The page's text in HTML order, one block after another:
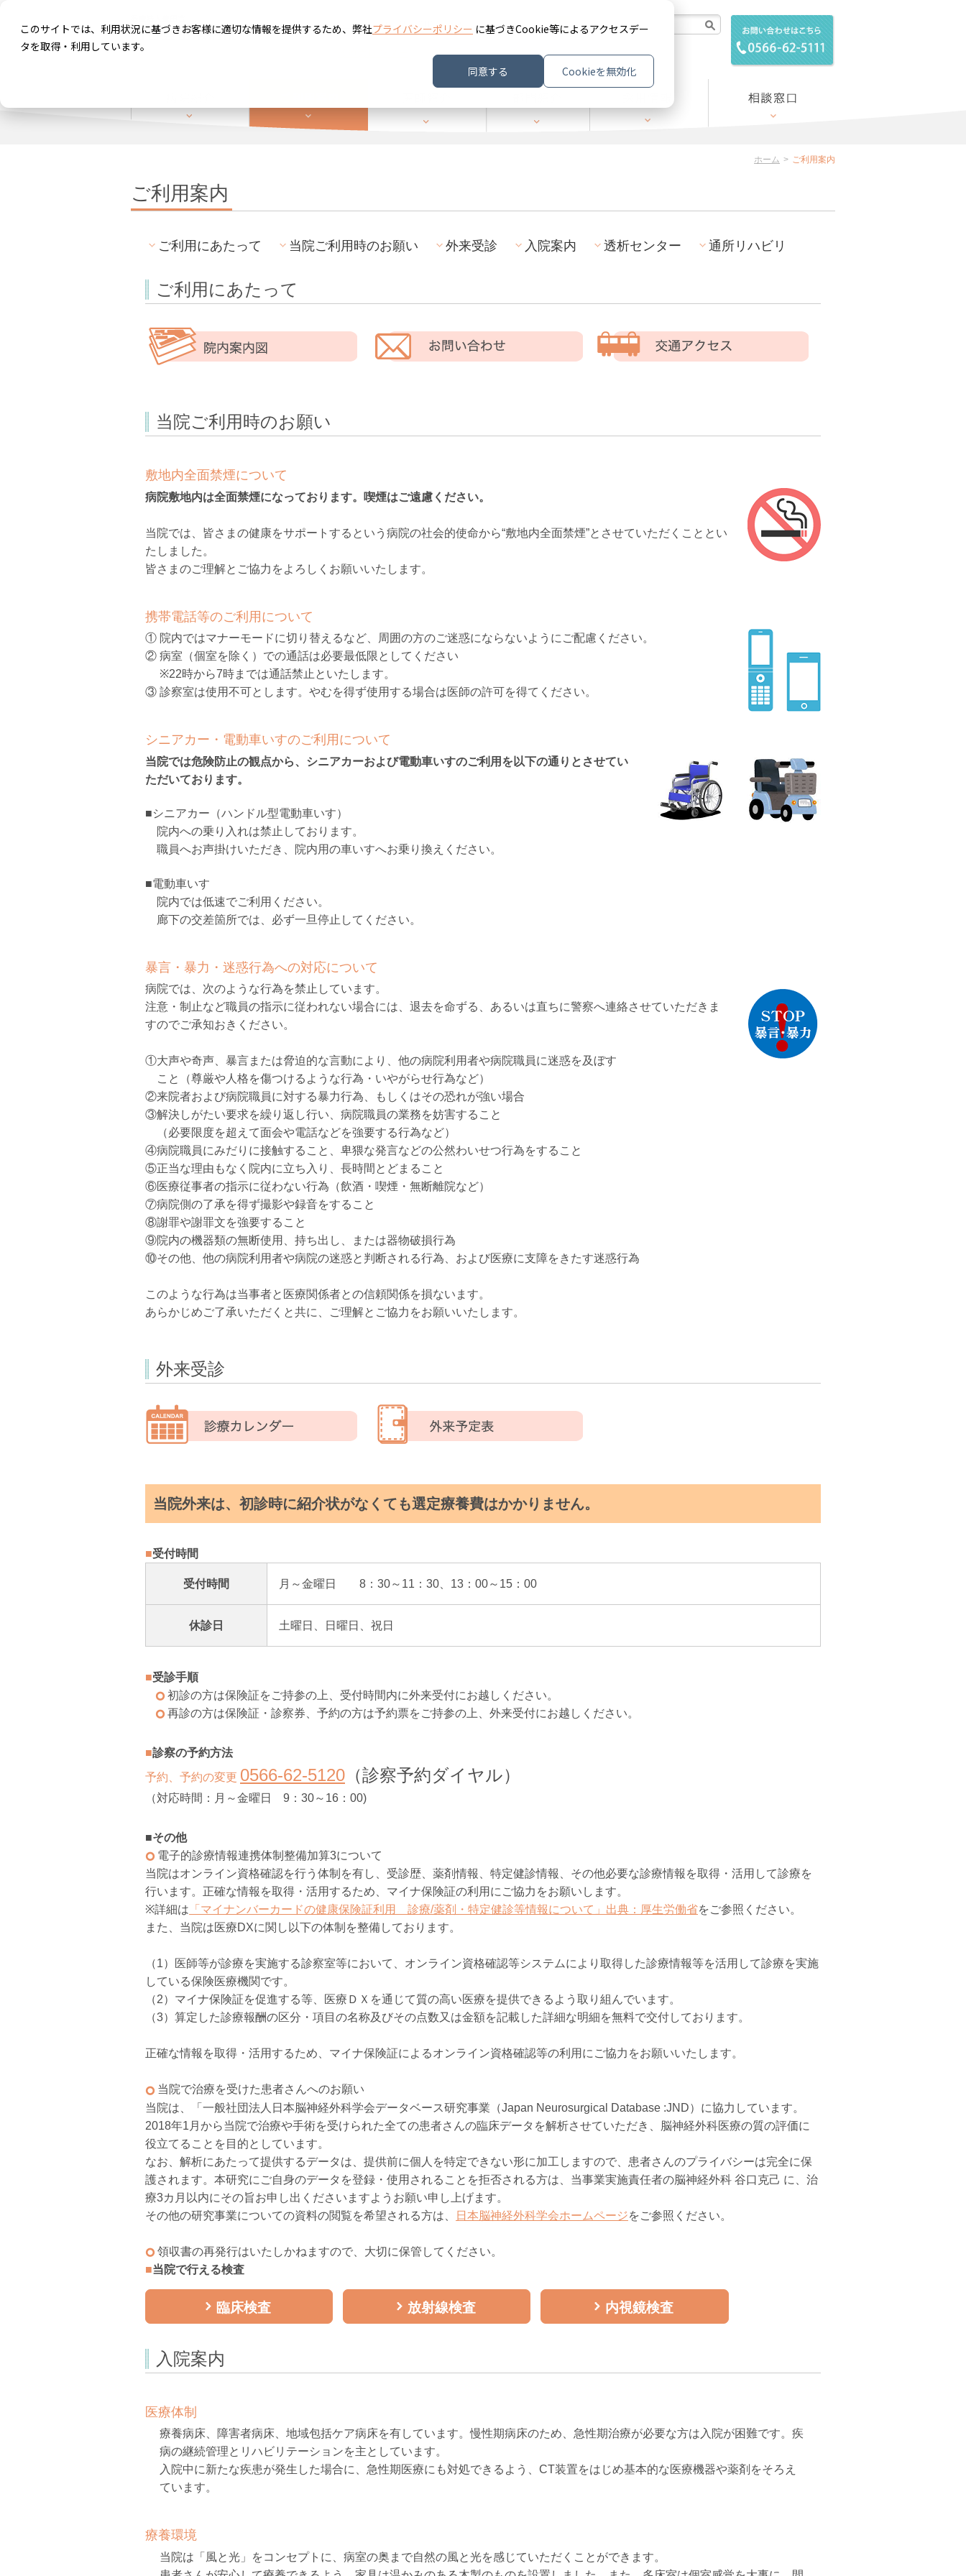
このサイトでは、利用状況に基づきお客様に適切な情報を提供するため、弊社プライバシーポリシー に基づきCookie等によるアクセスデー
タを取得・利用しています。
同意する
Cookieを無効化
ホーム 医療法人豊田会について 文字サイズ 小 中 大 検索
外来予定表 院内案内図 交通アクセス
ホーム ご利用案内
ご利用案内
ご利用にあたって 当院ご利用時のお願い 外来受診 入院案内 透析センター 通所リハビリ
ご利用にあたって
当院ご利用時のお願い
敷地内全面禁煙について
病院敷地内は全面禁煙になっております。喫煙はご遠慮ください。
当院では、皆さまの健康をサポートするという病院の社会的使命から“敷地内全面禁煙”とさせていただくこととい
たしました。
皆さまのご理解とご協力をよろしくお願いいたします。
携帯電話等のご利用について
① 院内ではマナーモードに切り替えるなど、周囲の方のご迷惑にならないようにご配慮ください。
② 病室（個室を除く）での通話は必要最低限としてください
※22時から7時までは通話禁止といたします。
③ 診察室は使用不可とします。やむを得ず使用する場合は医師の許可を得てください。
シニアカー・電動車いすのご利用について
当院では危険防止の観点から、シニアカーおよび電動車いすのご利用を以下の通りとさせてい
ただいております。
■シニアカー（ハンドル型電動車いす）
院内への乗り入れは禁止しております。
職員へお声掛けいただき、院内用の車いすへお乗り換えください。
■電動車いす
院内では低速でご利用ください。
廊下の交差箇所では、必ず一旦停止してください。
暴言・暴力・迷惑行為への対応について
病院では、次のような行為を禁止しています。
注意・制止など職員の指示に従われない場合には、退去を命ずる、あるいは直ちに警察へ連絡させていただきま
すのでご承知おきください。
①大声や奇声、暴言または脅迫的な言動により、他の病院利用者や病院職員に迷惑を及ぼす
こと（尊厳や人格を傷つけるような行為・いやがらせ行為など）
②来院者および病院職員に対する暴力行為、もしくはその恐れが強い場合
③解決しがたい要求を繰り返し行い、病院職員の業務を妨害すること
（必要限度を超えて面会や電話などを強要する行為など）
④病院職員にみだりに接触すること、卑猥な発言などの公然わいせつ行為をすること
⑤正当な理由もなく院内に立ち入り、長時間とどまること
⑥医療従事者の指示に従わない行為（飲酒・喫煙・無断離院など）
⑦病院側の了承を得ず撮影や録音をすること
⑧謝罪や謝罪文を強要すること
⑨院内の機器類の無断使用、持ち出し、または器物破損行為
⑩その他、他の病院利用者や病院の迷惑と判断される行為、および医療に支障をきたす迷惑行為
このような行為は当事者と医療関係者との信頼関係を損ないます。
あらかじめご了承いただくと共に、ご理解とご協力をお願いいたします。
外来受診
当院外来は、初診時に紹介状がなくても選定療養費はかかりません。
■受付時間
受付時間 月～金曜日 8：30～11：30、13：00～15：00
休診日 土曜日、日曜日、祝日
■受診手順
初診の方は保険証をご持参の上、受付時間内に外来受付にお越しください。
再診の方は保険証・診察券、予約の方は予約票をご持参の上、外来受付にお越しください。
■診察の予約方法
予約、予約の変更 0566-62-5120 （診察予約ダイヤル）
（対応時間：月～金曜日 9：30～16：00)
■その他
電子的診療情報連携体制整備加算3について
当院はオンライン資格確認を行う体制を有し、受診歴、薬剤情報、特定健診情報、その他必要な診療情報を取得・活用して診療を
行います。正確な情報を取得・活用するため、マイナ保険証の利用にご協力をお願いします。
※詳細は 「マイナンバーカードの健康保険証利用 診療/薬剤・特定健診等情報について」出典：厚生労働省をご参照ください。
また、当院は医療DXに関し以下の体制を整備しております。
（1）医師等が診療を実施する診察室等において、オンライン資格確認等システムにより取得した診療情報等を活用して診療を実施
している保険医療機関です。
（2）マイナ保険証を促進する等、医療ＤＸを通じて質の高い医療を提供できるよう取り組んでいます。
（3）算定した診療報酬の区分・項目の名称及びその点数又は金額を記載した詳細な明細を無料で交付しております。
正確な情報を取得・活用するため、マイナ保険証によるオンライン資格確認等の利用にご協力をお願いいたします。
当院で治療を受けた患者さんへのお願い
当院は、「一般社団法人日本脳神経外科学会データベース研究事業（Japan Neurosurgical Database :JND）に協力しています。
2018年1月から当院で治療や手術を受けられた全ての患者さんの臨床データを解析させていただき、脳神経外科医療の質の評価に
役立てることを目的としています。
なお、解析にあたって提供するデータは、提供前に個人を特定できない形に加工しますので、患者さんのプライバシーは完全に保
護されます。本研究にご自身のデータを登録・使用されることを拒否される方は、当事業実施責任者の脳神経外科 谷口克己 に、治
療3カ月以内にその旨お申し出くださいますようお願い申し上げます。
その他の研究事業についての資料の閲覧を希望される方は、
日本脳神経外科学会ホームページをご参照ください。
領収書の再発行はいたしかねますので、大切に保管してください。
■当院で行える検査
臨床検査 放射線検査 内視鏡検査
入院案内
医療体制
療養病床、障害者病床、地域包括ケア病床を有しています。慢性期病床のため、急性期治療が必要な方は入院が困難です。疾
病の継続管理とリハビリテーションを主としています。
入院中に新たな疾患が発生した場合に、急性期医療にも対処できるよう、CT装置をはじめ基本的な医療機器や薬剤をそろえ
ています。
療養環境
当院は「風と光」をコンセプトに、病室の奥まで自然の風と光を感じていただくことができます。